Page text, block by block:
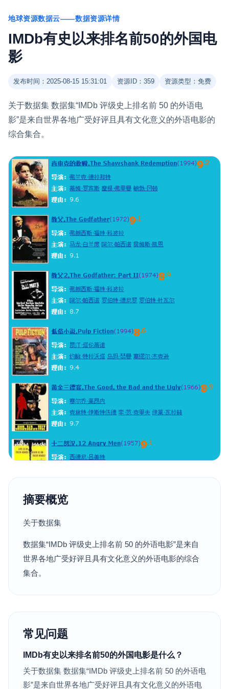
地球资源数据云——数据资源详情
IMDb有史以来排名前50的外国电
影
发布时间：2025-08-15 15:31:01 资源ID：359 资源类型：免费
关于数据集 数据集“IMDb 评级史上排名前 50 的外语电
影”是来自世界各地广受好评且具有文化意义的外语电影的
综合集合。
摘要概览
关于数据集
数据集“IMDb 评级史上排名前 50 的外语电影”是来自
世界各地广受好评且具有文化意义的外语电影的综合
集合。
常见问题
IMDb有史以来排名前50的外国电影是什么？
关于数据集 数据集“IMDb 评级史上排名前 50 的外语电
影”是来自世界各地广受好评且具有文化意义的外语电